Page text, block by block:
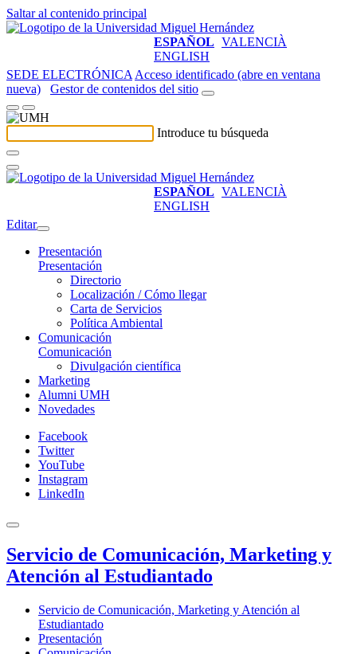
Saltar al contenido principal
ESPAÑOL VALENCIÀ
ENGLISH
SEDE ELECTRÓNICA Acceso identificado (abre en ventana
nueva)
Gestor de contenidos del sitio
Introduce tu búsqueda
ESPAÑOL VALENCIÀ
ENGLISH
Editar
Presentación
Presentación
Directorio
Localización / Cómo llegar
Carta de Servicios
Política Ambiental
Comunicación
Comunicación
Divulgación científica
Marketing
Alumni UMH
Novedades
Facebook
Twitter
YouTube
Instagram
LinkedIn
Servicio de Comunicación, Marketing y
Atención al Estudiantado
Servicio de Comunicación, Marketing y Atención al
Estudiantado
Presentación